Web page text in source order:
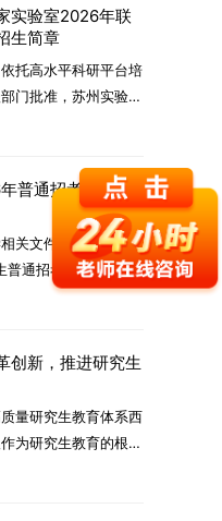
实验室2026年联
生简章
托高水平科研平台培
门批准，苏州实验室
上海交通大学将于
材料及相关前沿交叉
招生政策及安排说明
力于面向国家战略发
、创新精神与科研能
能胜任高水平科学研
人才。二、招生安排
电子科学与技术
）、机械
）等相关专业。
招生规模以国家最
普通招考博士研
关文件要求，经济学
通招考招生简章。
生全面实行“申请-考
目录》。实际录取人
划外，我院招收定向
总计划的5%。全日
限内须全脱产在校学
创新，推进研究生
量研究生教育体系西
为研究生教育的根本
究生教育何为”的时